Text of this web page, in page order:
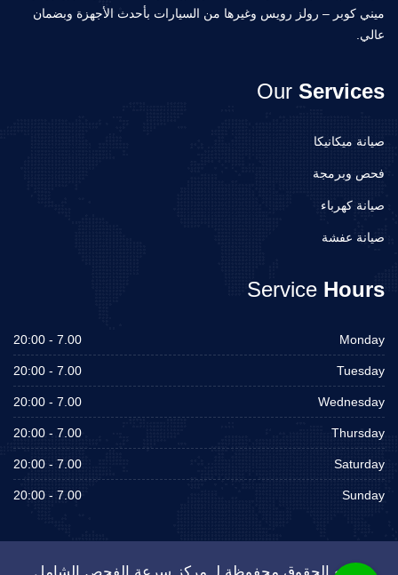
ميني كوبر – رولز رويس وغيرها من السيارات بأحدث الأجهزة وبضمان
عالي.
Our Services
صيانة ميكانيكا
فحص وبرمجة
صيانة كهرباء
صيانة عفشة
Service Hours
Monday
7.00 - 20:00
Tuesday
7.00 - 20:00
Wednesday
7.00 - 20:00
Thursday
7.00 - 20:00
Saturday
7.00 - 20:00
Sunday
7.00 - 20:00